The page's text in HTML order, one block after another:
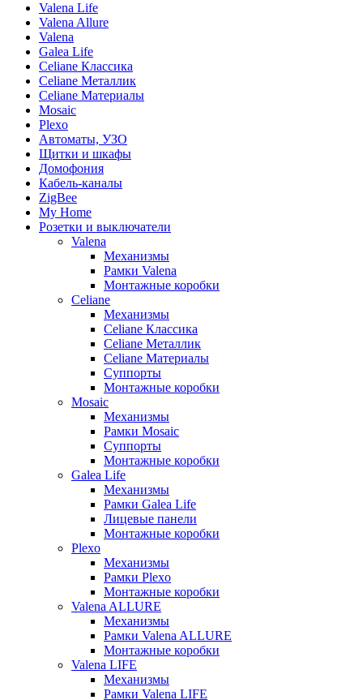
Valena Life
Valena Allure
Valena
Galea Life
Celiane Классика
Celiane Металлик
Celiane Материалы
Mosaic
Plexo
Автоматы, УЗО
Щитки и шкафы
Домофония
Кабель-каналы
ZigBee
My Home
Розетки и выключатели
Valena
Механизмы
Рамки Valena
Монтажные коробки
Celiane
Механизмы
Celiane Классика
Celiane Металлик
Celiane Материалы
Суппорты
Монтажные коробки
Mosaic
Механизмы
Рамки Mosaic
Суппорты
Монтажные коробки
Galea Life
Механизмы
Рамки Galea Life
Лицевые панели
Монтажные коробки
Plexo
Механизмы
Рамки Plexo
Монтажные коробки
Valena ALLURE
Механизмы
Рамки Valena ALLURE
Монтажные коробки
Valena LIFE
Механизмы
Рамки Valena LIFE